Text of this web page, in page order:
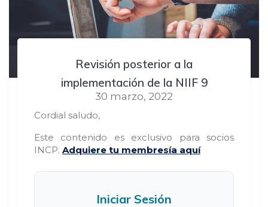
Revisión posterior a la
implementación de la NIIF 9
30 marzo, 2022
Cordial saludo,
Este contenido es exclusivo para socios
INCP. Adquiere tu membresía aquí
Iniciar Sesión